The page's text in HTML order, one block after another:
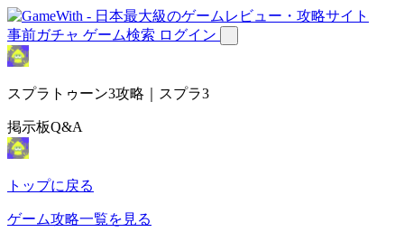
事前ガチャ ゲーム検索 ログイン
スプラトゥーン3攻略｜スプラ3
掲示板Q&A
トップに戻る
ゲーム攻略一覧を見る